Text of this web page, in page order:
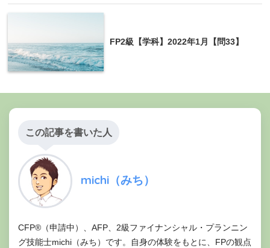
FP2級【学科】2022年1月【問33】
この記事を書いた人
michi（みち）
CFP®（申請中）、AFP、2級ファイナンシャル・プランニン
グ技能士michi（みち）です。自身の体験をもとに、FPの観点